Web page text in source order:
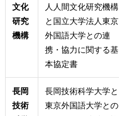
文化
研究
機構
人人間文化研究機構
と国立大学法人東京
外国語大学との連
携・協力に関する基
本協定書
長岡
技術
長岡技術科学大学と
東京外国語大学との